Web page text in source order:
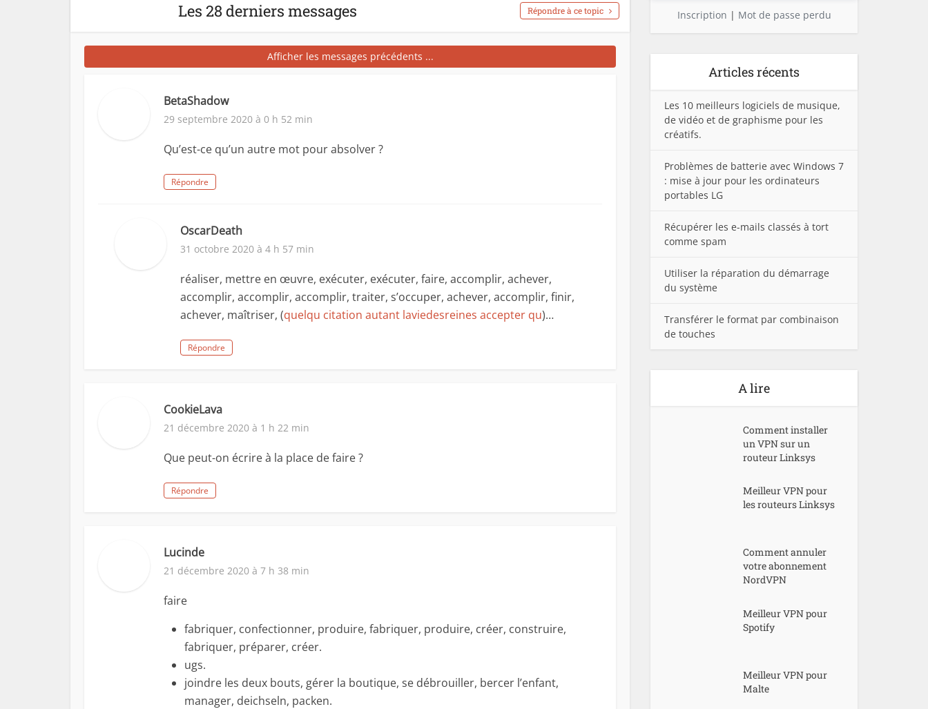
Les 28 derniers messages Répondre à ce topic
Afficher les messages précédents ...
BetaShadow
29 septembre 2020 à 0 h 52 min
Qu’est-ce qu’un autre mot pour absolver ?
Répondre
OscarDeath
31 octobre 2020 à 4 h 57 min
réaliser, mettre en œuvre, exécuter, exécuter, faire, accomplir, achever,
accomplir, accomplir, accomplir, traiter, s’occuper, achever, accomplir, finir,
achever, maîtriser, (quelqu citation autant laviedesreines accepter qu)…
Répondre
CookieLava
21 décembre 2020 à 1 h 22 min
Que peut-on écrire à la place de faire ?
Répondre
Lucinde
21 décembre 2020 à 7 h 38 min
faire
fabriquer, confectionner, produire, fabriquer, produire, créer, construire,
fabriquer, préparer, créer.
ugs.
joindre les deux bouts, gérer la boutique, se débrouiller, bercer l’enfant,
manager, deichseln, packen.
Inscription | Mot de passe perdu
Articles récents
Les 10 meilleurs logiciels de musique,
de vidéo et de graphisme pour les
créatifs.
Problèmes de batterie avec Windows 7
: mise à jour pour les ordinateurs
portables LG
Récupérer les e-mails classés à tort
comme spam
Utiliser la réparation du démarrage
du système
Transférer le format par combinaison
de touches
A lire
Comment installer
un VPN sur un
routeur Linksys
Meilleur VPN pour
les routeurs Linksys
Comment annuler
votre abonnement
NordVPN
Meilleur VPN pour
Spotify
Meilleur VPN pour
Malte